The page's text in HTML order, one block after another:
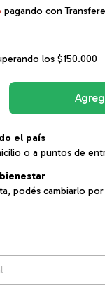
pagando con
los$150.000
el país
o a puntos de
podés cambiarlo